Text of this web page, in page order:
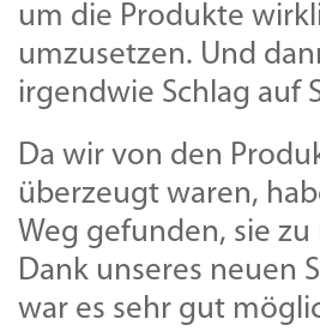
um die Produkte
umzusetzen. Und
irgendwie Schlag auf
Da wir von den
überzeugt waren,
Weg gefunden, sie zu
Dank unseres neuen
war es sehr gut